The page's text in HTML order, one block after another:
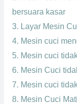
bersuara kasar
3. Layar Mesin
4. Mesin cuci
5. Mesin cuci
6. Mesin Cuci
7. Mesin cuci
8. Mesin Cuci